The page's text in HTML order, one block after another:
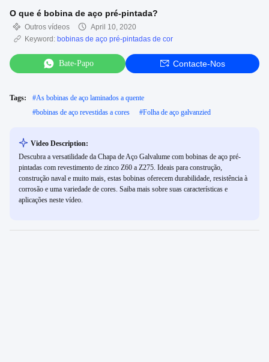
O que é bobina de aço pré-pintada?
Outros vídeos
April 10, 2020
Keyword: bobinas de aço pré-pintadas de cor
Bate-Papo Contacte-Nos
Tags: #As bobinas de aço laminados a quente
#bobinas de aço revestidas a cores #Folha de aço galvanzied
Video Description:
Descubra a versatilidade da Chapa de Aço Galvalume com bobinas de aço pré-
pintadas com revestimento de zinco Z60 a Z275. Ideais para construção,
construção naval e muito mais, estas bobinas oferecem durabilidade, resistência à
corrosão e uma variedade de cores. Saiba mais sobre suas características e
aplicações neste vídeo.